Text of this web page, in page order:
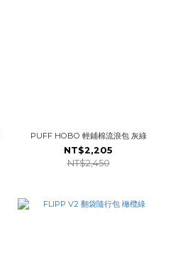
PUFF HOBO 輕鋪棉流浪包 灰綠
NT$2,205
NT$2,450